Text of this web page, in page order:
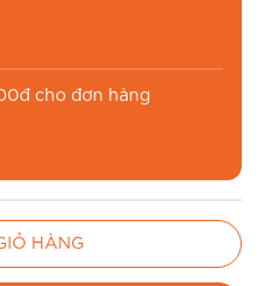
cho đơn hàng
vận chuyển
HÀNG